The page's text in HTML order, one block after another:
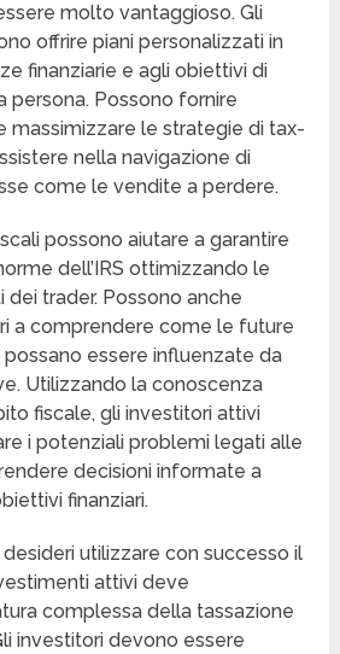
molto vantaggioso. Gli
offrire piani personalizzati in
finanziarie e agli obiettivi di
persona. Possono fornire
massimizzare le strategie di tax-
nella navigazione di
come le vendite a perdere.
possono aiutare a garantire
dell’IRS ottimizzando le
dei trader. Possono anche
a comprendere come le future
essere influenzate da
Utilizzando la conoscenza
fiscale, gli investitori attivi
i potenziali problemi legati alle
decisioni informate a
finanziari.
desideri utilizzare con successo il
attivi deve
complessa della tassazione
investitori devono essere